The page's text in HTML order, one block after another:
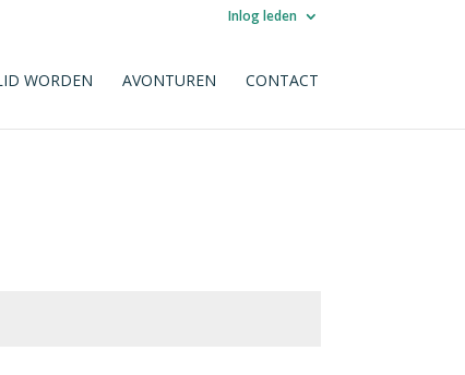
Inlog leden
WORDEN AVONTUREN CONTACT